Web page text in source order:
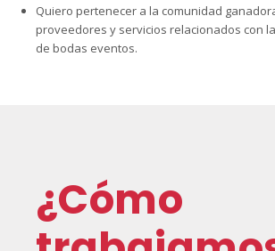
Quiero pertenecer a la comunidad
proveedores y servicios relacionados con
de bodas eventos.
¿Cómo